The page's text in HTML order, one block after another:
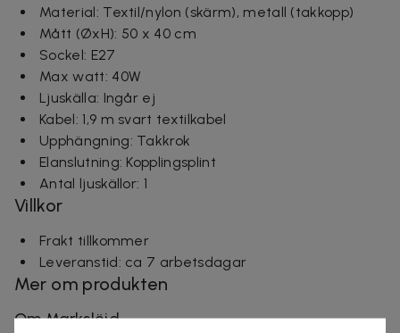
Material: Textil/nylon (skärm), metall (takkopp)
Mått (ØxH): 50 x 40 cm
Sockel: E27
Max watt: 40W
Ljuskälla: Ingår ej
Kabel: 1,9 m svart textilkabel
Upphängning: Takkrok
Elanslutning: Kopplingsplint
Antal ljuskällor: 1
Villkor
Frakt tillkommer
Leveranstid: ca 7 arbetsdagar
Mer om produkten
Om Markslöjd